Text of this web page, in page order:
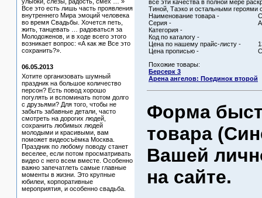
Все это есть лишь часть проявления
внутреннего Мира эмоций человека
во время Свадьбы. Хочется петь,
жить, танцевать … радоваться за
Молодоженов, и в ходе всего этого
возникает вопрос: «А как же Все это
сохранить?».
06.05.2013
Хотите организовать шумный
праздник на большое количество
персон? Есть повод хорошо
погулять и вспоминать потом долго
с друзьями? Для того, чтобы не
забыть забавные детали, часто
смотреть на дорогих людей,
сохранить любимых людей
молодыми и красивыми, вам
поможет видеосъёмка Москва.
Праздник по любому поводу станет
веселее, если потом просматривать
видео с него всем вместе. Особенно
важно запечатлеть самые главные
моменты в жизни. Это крупные
юбилеи, корпоративные
мероприятия, и особенно свадьба.
все эти качества в полной мере
Тиной, Таэко и остальными героями
Наименование товара -
Серия -
Категория -
Код по каталогу -
Цена по нашему прайс-листу -
Цена прописью -
Похожие товары:
Берсерк 3
Арена ангелов: Поединок второй
Форма
товара
Вашей
на сайте.